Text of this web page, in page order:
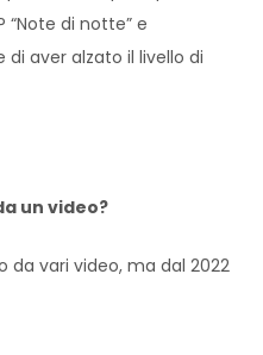
“Note di notte” e
aver alzato il livello di
un video?
da vari video, ma dal 2022